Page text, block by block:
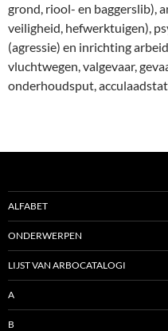
grond, riool- en baggerslib),
veiligheid, hefwerktuigen),
(agressie) en inrichting
vluchtwegen, valgevaar,
onderhoudsput,
ALFABET
ONDERWERPEN
LIJST VAN ARBOCATALOGI
A
B